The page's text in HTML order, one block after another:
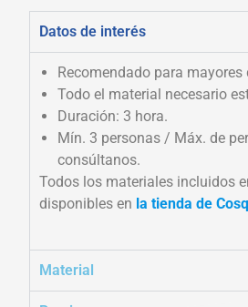
Datos de interés
Recomendado para mayores
Todo el material necesario
Duración: 3 hora.
Mín. 3 personas / Máx. de
consúltanos.
Todos los materiales incluidos
disponibles en la tienda de
Material